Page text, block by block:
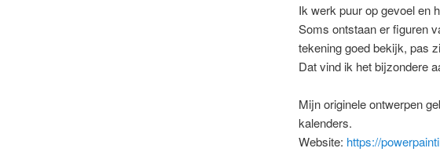
Ik werk puur op gevoel en
Soms ontstaan er figuren
tekening goed bekijk, pas
Dat vind ik het bijzondere
Mijn originele ontwerpen
kalenders.
Website: https://